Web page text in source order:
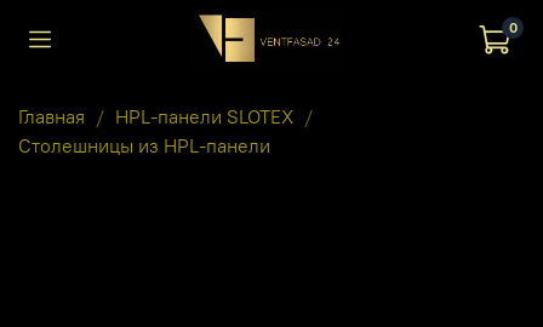
0
Главная
HPL-панели SLOTEX
Столешницы из HPL-панели